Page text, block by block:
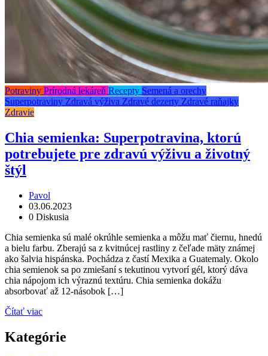
Potraviny Prírodná lekáreň Recepty Semená a orechy
Superpotraviny Zdravá výživa Zdravé dezerty Zdravé raňajky
Zdravie
Chia semienka: Superpotravina, ktorú
potrebujete pre zdravú výživu a životný
štýl
Pavol
03.06.2023
0 Diskusia
Chia semienka sú malé okrúhle semienka a môžu mať čiernu, hnedú
a bielu farbu. Zberajú sa z kvitnúcej rastliny z čeľade mäty známej
ako šalvia hispánska. Pochádza z častí Mexika a Guatemaly. Okolo
chia semienok sa po zmiešaní s tekutinou vytvorí gél, ktorý dáva
chia nápojom ich výraznú textúru. Chia semienka dokážu
absorbovať až 12-násobok […]
Čítať viac
Kategórie